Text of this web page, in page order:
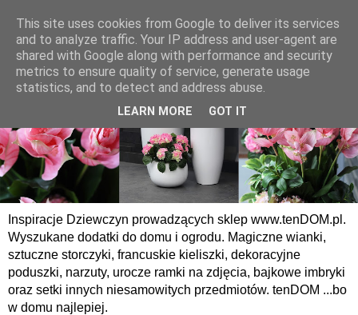
Inspiracje Dziewczyn prowadzących sklep www.tenDOM.pl.
Wyszukane dodatki do domu i ogrodu. Magiczne wianki,
sztuczne storczyki, francuskie kieliszki, dekoracyjne
poduszki, narzuty, urocze ramki na zdjęcia, bajkowe imbryki
oraz setki innych niesamowitych przedmiotów. tenDOM ...bo
w domu najlepiej.
This site uses cookies from Google to deliver its services
and to analyze traffic. Your IP address and user-agent are
shared with Google along with performance and security
metrics to ensure quality of service, generate usage
statistics, and to detect and address abuse.
LEARN MORE GOT IT